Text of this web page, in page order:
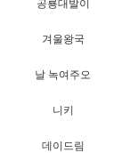
공룡대발이
겨울왕국
날 녹여주오
니키
데이드림